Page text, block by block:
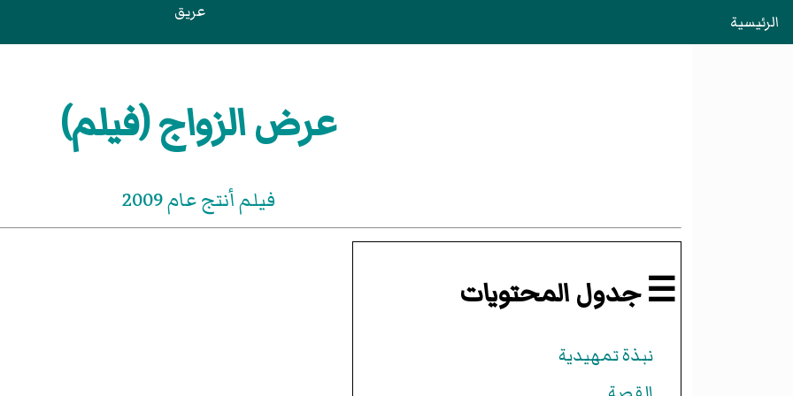
الرئيسية عريق
عرض الزواج (فيلم)
فيلم أنتج عام 2009
☰ جدول المحتويات
نبذة تمهيدية